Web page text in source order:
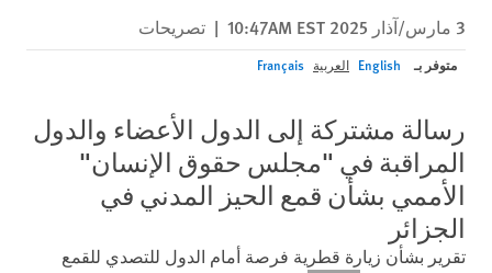
3 مارس/آذار 2025 10:47AM EST | تصريحات
متوفر بـ English العربية Français
رسالة مشتركة إلى الدول الأعضاء والدول
المراقبة في "مجلس حقوق الإنسان"
الأممي بشأن قمع الحيز المدني في
الجزائر
تقرير بشأن زيارة قطرية فرصة أمام الدول للتصدي للقمع